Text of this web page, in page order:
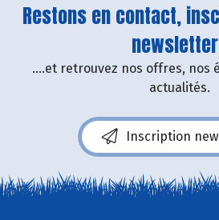
Restons en contact,
....et retrouvez nos offres, nos
actualités.
Inscription